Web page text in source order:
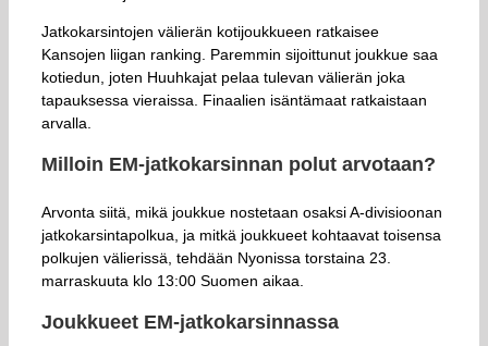
Jatkokarsintojen välierän kotijoukkueen ratkaisee
Kansojen liigan ranking. Paremmin sijoittunut joukkue saa
kotiedun, joten Huuhkajat pelaa tulevan välierän joka
tapauksessa vieraissa. Finaalien isäntämaat ratkaistaan
arvalla.
Milloin EM-jatkokarsinnan polut arvotaan?
Arvonta siitä, mikä joukkue nostetaan osaksi A-divisioonan
jatkokarsintapolkua, ja mitkä joukkueet kohtaavat toisensa
polkujen välierissä, tehdään Nyonissa torstaina 23.
marraskuuta klo 13:00 Suomen aikaa.
Joukkueet EM-jatkokarsinnassa